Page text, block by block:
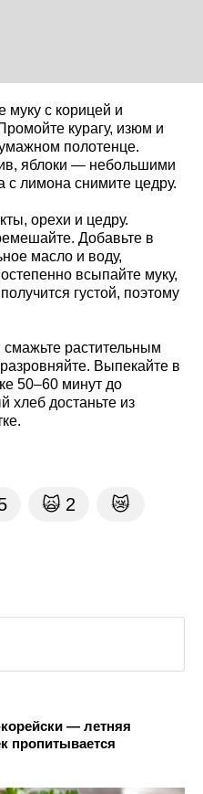
с корицей и
курагу, изюм и
полотенце.
яблоки — небольшими
с лимона снимите цедру.
орехи и цедру.
Добавьте в
масло и воду,
всыпайте муку,
густой, поэтому
растительным
Выпекайте в
50–60 минут до
хлеб достаньте из
🙀 2 😿
— летняя
пропитывается